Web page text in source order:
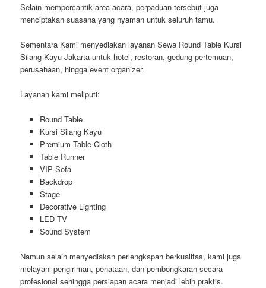
Selain mempercantik area acara, perpaduan tersebut juga
menciptakan suasana yang nyaman untuk seluruh tamu.
Sementara Kami menyediakan layanan Sewa Round Table Kursi
Silang Kayu Jakarta untuk hotel, restoran, gedung pertemuan,
perusahaan, hingga event organizer.
Layanan kami meliputi:
Round Table
Kursi Silang Kayu
Premium Table Cloth
Table Runner
VIP Sofa
Backdrop
Stage
Decorative Lighting
LED TV
Sound System
Namun selain menyediakan perlengkapan berkualitas, kami juga
melayani pengiriman, penataan, dan pembongkaran secara
profesional sehingga persiapan acara menjadi lebih praktis.